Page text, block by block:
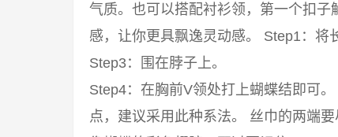
气质。也可以搭配衬衫领，第一个扣
感，让你更具飘逸灵动感。 Step1：将
Step3：围在脖子上。
Step4：在胸前V领处打上蝴蝶结即可
点，建议采用此种系法。 丝巾的两端